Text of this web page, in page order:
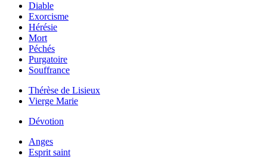
Diable
Exorcisme
Hérésie
Mort
Péchés
Purgatoire
Souffrance
Thérèse de Lisieux
Vierge Marie
Dévotion
Anges
Esprit saint